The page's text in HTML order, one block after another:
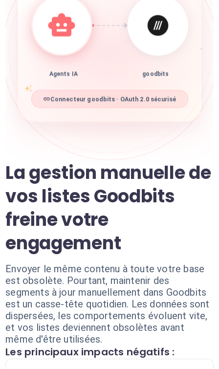
Agents IA goodbits
Connecteur goodbits · OAuth 2.0 sécurisé
La gestion manuelle de
vos listes Goodbits
freine votre
engagement
Envoyer le même contenu à toute votre base
est obsolète. Pourtant, maintenir des
segments à jour manuellement dans Goodbits
est un casse-tête quotidien. Les données sont
dispersées, les comportements évoluent vite,
et vos listes deviennent obsolètes avant
même d'être utilisées.
Les principaux impacts négatifs :